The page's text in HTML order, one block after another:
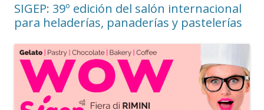
SIGEP: 39º edición del salón internacional
para heladerías, panaderías y pastelerías